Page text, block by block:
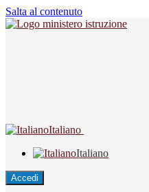
Salta al contenuto
Italiano
Italiano
Accedi